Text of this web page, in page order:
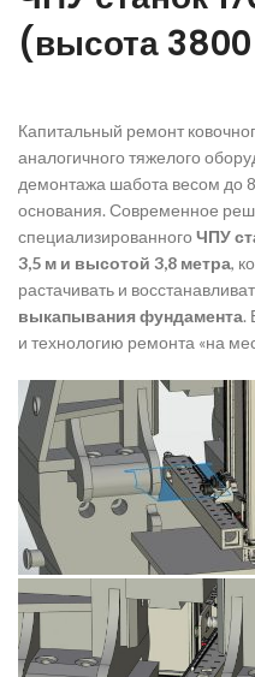
(высота
Капитальный ремонт
аналогичного тяжелого
демонтажа шабота весом до
основания. Современное
специализированного ЧПУ
3,5 м и высотой 3,8 метра,
растачивать и
выкапывания фундамента.
и технологию ремонта «на